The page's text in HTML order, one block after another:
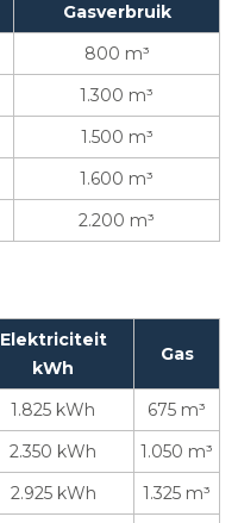
Gasverbruik
800 m³
1.300 m³
1.500 m³
1.600 m³
2.200 m³
Elektriciteit
kWh
Gas
1.825 kWh
675 m³
2.350 kWh
1.050 m³
2.925 kWh
1.325 m³